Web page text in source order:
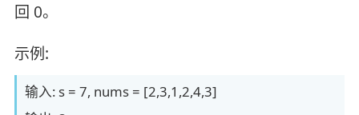
回 0。
示例:
输入: s = 7, nums = [2,3,1,2,4,3]